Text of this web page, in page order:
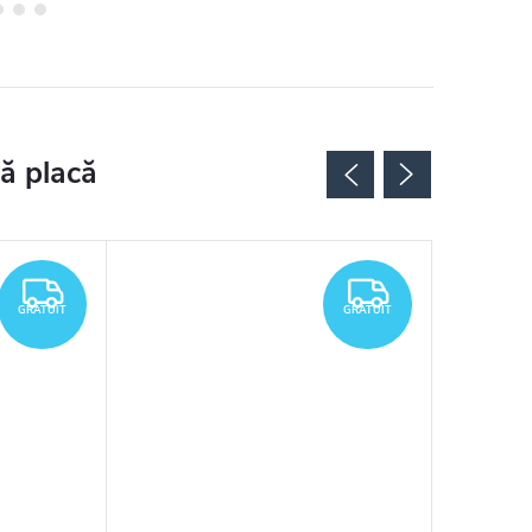
GRATUIT
GRATUIT GRATUIT
GRATUIT